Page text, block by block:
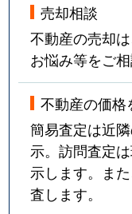
売却相談
不動産の売却
お悩み等をご相
不動産の価格
簡易査定は近
示。訪問査定
示します。ま
査します。